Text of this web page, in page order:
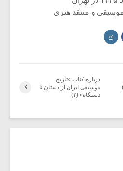
و منتقد هنری
درباره کتاب «تاریخ
موسیقی ایران از دستان تا
دستگاه» (۲)